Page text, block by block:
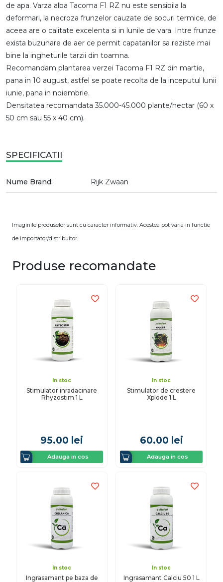
de apa. Varza alba Tacoma F1 RZ nu este sensibila la
deformari, la necroza frunzelor cauzate de socuri termice, de
aceea are o calitate excelenta si in lunile de vara. Intre frunze
exista buzunare de aer ce permit capatanilor sa reziste mai
bine la ingheturile tarzii din toamna.
Recomandam plantarea verzei Tacoma F1 RZ din martie,
pana in 10 august, astfel se poate recolta de la inceputul lunii
iunie, pana in noiembrie.
Densitatea recomandata 35.000-45.000 plante/hectar (60 x
50 cm sau 55 x 40 cm).
SPECIFICATII
Nume Brand: Rijk Zwaan
Imaginile produselor sunt cu caracter informativ. Acestea pot varia in functie
de importator/distribuitor.
Produse recomandate
In stoc
Stimulator inradacinare
Rhyzostim 1 L
95.00 lei
Adauga in cos
In stoc
Stimulator de crestere
Xplode 1 L
60.00 lei
Adauga in cos
In stoc
Ingrasamant pe baza de
In stoc
Ingrasamant Calciu 50 1 L